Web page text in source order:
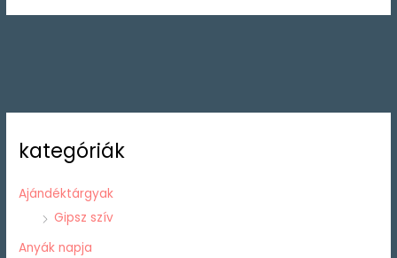
kategóriák
Ajándéktárgyak
Gipsz szív
Anyák napja